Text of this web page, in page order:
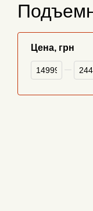
Цена, грн
От Цена, грн
До Цена, грн